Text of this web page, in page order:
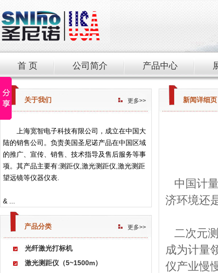
首 页 公司简介 产品中心
关于我们 更多>>
上海宽智电子科技有限公司，成立在中国大
陆的销售公司。负责美国圣尼诺产品在中国区域
的推广、宣传、销售、技术指导及售后服务等事
项。其产品主要有:测距仪,激光测距仪,激光测距
望远镜等仪器仪表.
& ...
产品分类 更多>>
光纤激光打标机
激光测距仪（5~1500m）
新闻详细页
中国计
济环境还
二次元
成为计量
仪产业慢